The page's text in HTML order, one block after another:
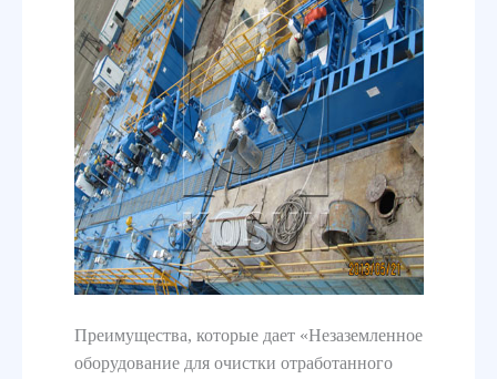
Преимущества, которые дает «Незаземленное
оборудование для очистки отработанного